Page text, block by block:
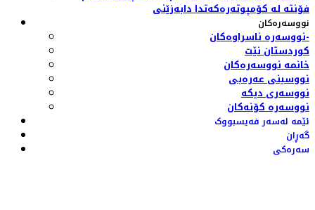
فۆنتە لە کۆمپوتەرەکەتدا دابەزێنی
نووسەرەکان
نووسەرە ناسراوەکان-
کوردستان نێت
خانمە نووسەرەکان
نووسینی عەرەبی
نووسەری دیکە
نووسەرە کۆنەکان
ئێمە لەسەر فەیسبووک
گەڕان
سەرەکی